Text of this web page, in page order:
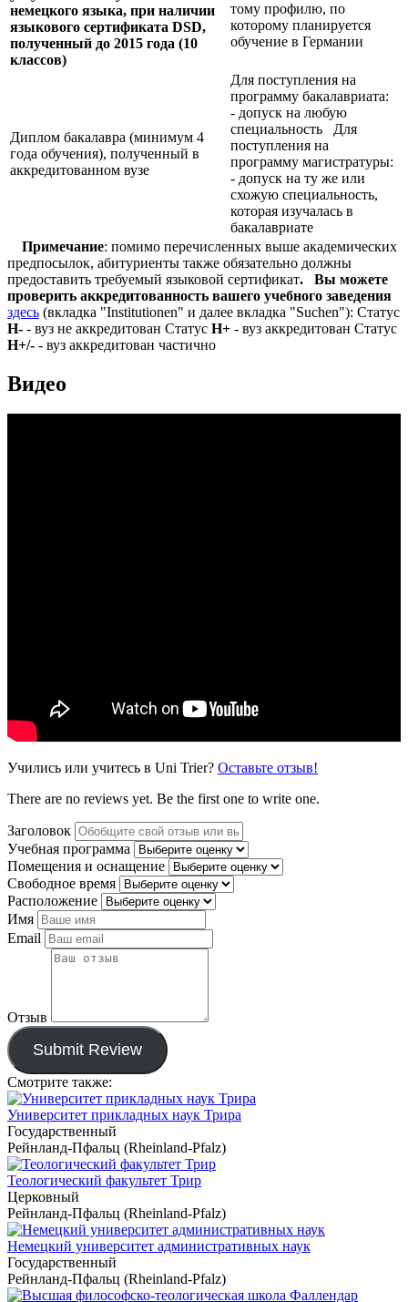
тому профилю, по
которому планируется
обучение в Германии
немецкого языка, при наличии
языкового сертификата DSD,
полученный до 2015 года (10
классов)
Диплом бакалавра (минимум 4
года обучения), полученный в
аккредитованном вузе
Для поступления на
программу бакалавриата:
- допуск на любую
специальность Для
поступления на
программу магистратуры:
- допуск на ту же или
схожую специальность,
которая изучалась в
бакалавриате
Примечание: помимо перечисленных выше академических
предпосылок, абитуриенты также обязательно должны
предоставить требуемый языковой сертификат.
Вы можете
проверить аккредитованность вашего учебного заведения
здесь (вкладка "Institutionen" и далее вкладка "Suchen"): Статус
Н- - вуз не аккредитован Статус Н+ - вуз аккредитован Статус
Н+/- - вуз аккредитован частично
Видео
Учились или учитесь в Uni Trier? Оставьте отзыв!
There are no reviews yet. Be the first one to write one.
Заголовок
Учебная программа
Помещения и оснащение
Свободное время
Расположение
Имя
Email
Отзыв
Submit Review
Смотрите также:
Университет прикладных наук Трира
Государственный
Рейнланд-Пфальц (Rheinland-Pfalz)
Теологический факультет Трир
Церковный
Рейнланд-Пфальц (Rheinland-Pfalz)
Немецкий университет административных наук
Государственный
Рейнланд-Пфальц (Rheinland-Pfalz)